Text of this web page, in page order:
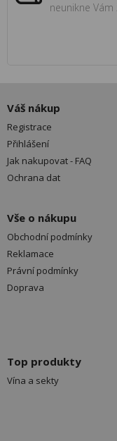
neunikne
Váš nákup
Registrace
Přihlášení
Jak nakupovat - FAQ
Ochrana dat
Vše o nákupu
Obchodní podmínky
Reklamace
Právní podmínky
Doprava
Top produkty
Vína a sekty